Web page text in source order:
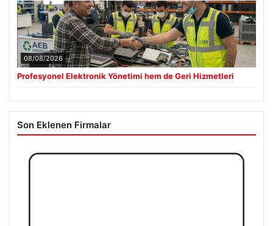
08/08/2026
Profesyonel Elektronik Yönetimi hem de Geri Hizmetleri
Son Eklenen Firmalar